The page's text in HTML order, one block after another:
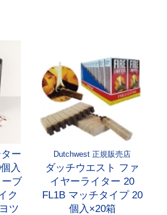
ー
入
ーブ
ク
ツ
Dutchwest 正規販売店
ダッチウエスト ファ
イヤーライター 20
FL1B マッチタイプ 20
個入×20箱